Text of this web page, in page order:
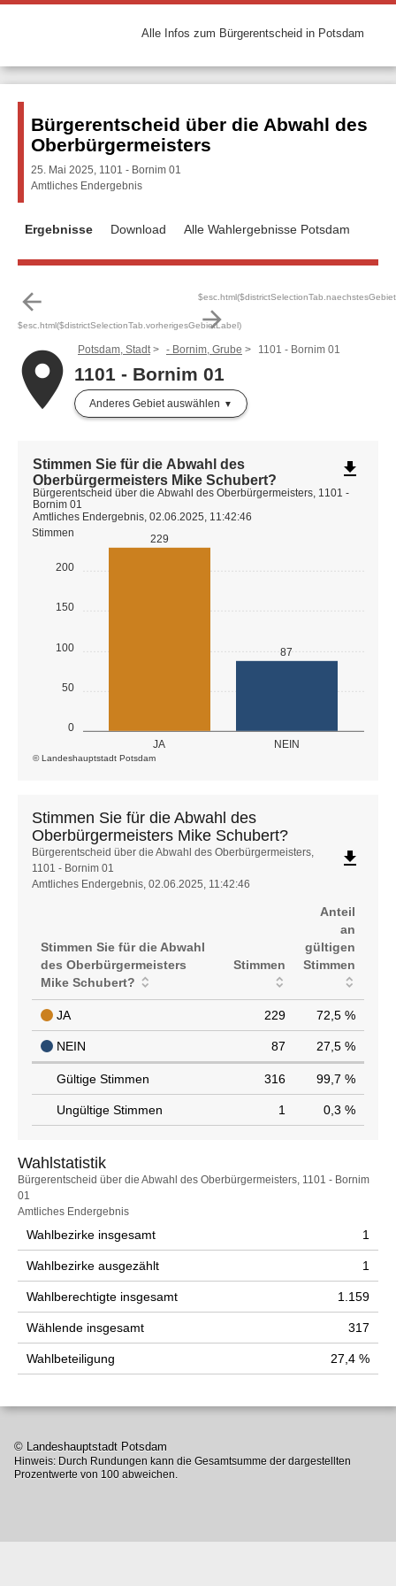
Alle Infos zum Bürgerentscheid in Potsdam
Bürgerentscheid über die Abwahl des
Oberbürgermeisters
25. Mai 2025, 1101 - Bornim 01
Amtliches Endergebnis
Ergebnisse Download Alle Wahlergebnisse Potsdam
arrow_back
$esc.html($districtSelectionTab.vorherigesGebietLabel)
arrow_forward
placePotsdam, Stadt - Bornim, Grube 1101 - Bornim 01
1101 - Bornim 01
Anderes Gebiet auswählen
0
50
100
150
200
Stimmen
JA NEIN
229
87
© Landeshauptstadt Potsdam
Stimmen Sie für die Abwahl des
Oberbürgermeisters Mike Schubert?
Bürgerentscheid über die Abwahl des Oberbürgermeisters, 1101 -
Bornim 01
Amtliches Endergebnis, 02.06.2025, 11:42:46
file_download
Stimmen Sie für die Abwahl des
Oberbürgermeisters Mike Schubert?
Stimmen
Sie
für
des
Oberbürgermeisters
Mike
Bürgerentscheid über die Abwahl des Oberbürgermeisters,
1101 - Bornim 01
Amtliches Endergebnis, 02.06.2025, 11:42:46
file_download
Stimmen Sie für die Abwahl
des Oberbürgermeisters
Mike Schubert?
Stimmen
Anteil
an
gültigen
Stimmen
JA 229 72,5 %
NEIN 87 27,5 %
Gültige Stimmen 316 99,7 %
Ungültige Stimmen 1 0,3 %
Wahlstatistik
Wahlstatistik
Bürgerentscheid über die Abwahl des Oberbürgermeisters, 1101 - Bornim
01
Amtliches Endergebnis
Wahlbezirke insgesamt 1
Wahlbezirke ausgezählt 1
Wahlberechtigte insgesamt 1.159
Wählende insgesamt 317
Wahlbeteiligung 27,4 %
© Landeshauptstadt Potsdam
Hinweis: Durch Rundungen kann die Gesamtsumme der dargestellten
Prozentwerte von 100 abweichen.